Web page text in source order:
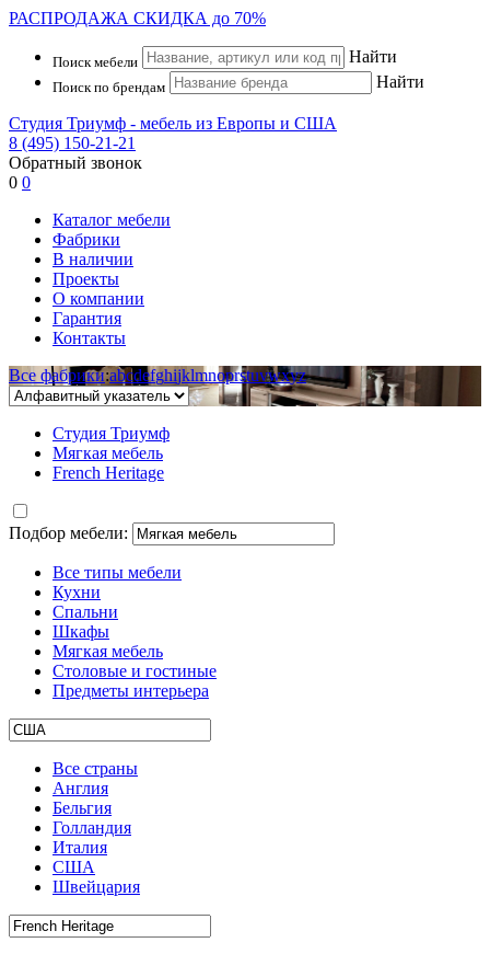
РАСПРОДАЖА СКИДКА до 70%
Поиск мебели Найти
Поиск по брендам Найти
Студия Триумф - мебель из Европы и США
8 (495) 150-21-21
Обратный звонок
0 0
Каталог мебели
Фабрики
В наличии
Проекты
О компании
Гарантия
Контакты
Все фабрики:abcdefghijklmnoprstuvwxyz
Студия Триумф
Мягкая мебель
French Heritage
Подбор мебели:
Все типы мебели
Кухни
Спальни
Шкафы
Мягкая мебель
Столовые и гостиные
Предметы интерьера
Все страны
Англия
Бельгия
Голландия
Италия
США
Швейцария